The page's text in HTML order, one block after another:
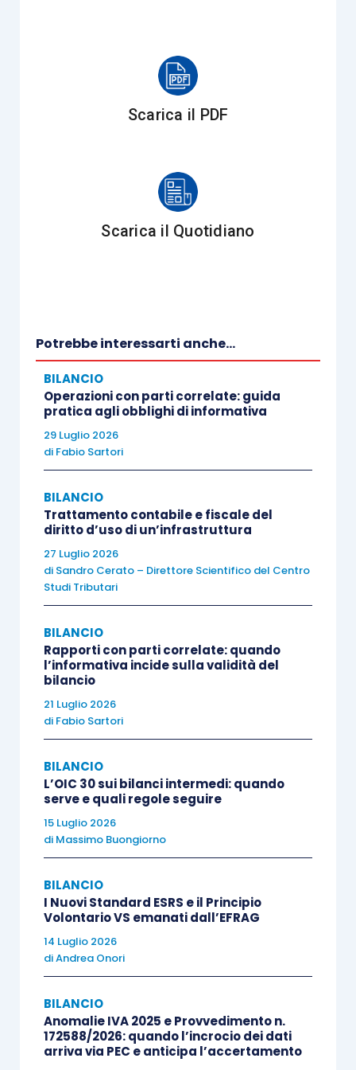
finanziamento di più lunga durata può
semplicemente essere giustificata
dall’opportunità di ridurre le uscite finanziarie
investimenti e/o per finanziarie il capitale
Nell’ambito dei Principi contabili nazionali, ove il
bene detenuto in forza di contratto di leasing è
contabilizzato con il c.d. metodo patrimoniale,
ovvero rilevato come una locazione, il riscatto
anticipato implica che il bene venga iscritto nel
bilancio dell’
stornare tutte le poste patrimoniali connesse al
contratto e, in particolare, il risconto attivo
relativo alla rilevazione del maxi-canone pagato
all’avvio della locazione finanziaria.
L’iscrizione in bilancio dell’immobile riscattato
anticipatamente da contratto di leasing
Come già accennato, nell’ambito del bilancio
redatto secondo la disciplina dettata dal
nazionali dell’OIC, il leasing finanziario è
rappresentato secondo il “metodo patrimoniale”,
trattato nell’Appendice A dell’OIC 12 –
“Composizione e schemi del bilancio di
previsto dai Principi contabili internazionali.
Con il metodo patrimoniale, il leasing non viene
rilevato in bilancio come un finanziamento per
acquisire un determinato bene, come invece
previsto dagli IAS/IFRS, bensì come una
locazione.
Scarica il PDF
Scarica il Quotidiano
Potrebbe interessarti anche...
BILANCIO
Operazioni con parti correlate: guida
pratica agli obblighi di informativa
29 Luglio 2026
di Fabio Sartori
BILANCIO
Trattamento contabile e fiscale del
diritto d’uso di un’infrastruttura
27 Luglio 2026
di Sandro Cerato – Direttore Scientifico del Centro
Studi Tributari
BILANCIO
Rapporti con parti correlate: quando
l’informativa incide sulla validità del
bilancio
21 Luglio 2026
di Fabio Sartori
BILANCIO
L’OIC 30 sui bilanci intermedi: quando
serve e quali regole seguire
15 Luglio 2026
di Massimo Buongiorno
BILANCIO
I Nuovi Standard ESRS e il Principio
Volontario VS emanati dall’EFRAG
14 Luglio 2026
diAndrea Onori
BILANCIO
Anomalie IVA 2025 e Provvedimento n.
172588/2026: quando l’incrocio dei dati
arriva via PEC e anticipa l’accertamento